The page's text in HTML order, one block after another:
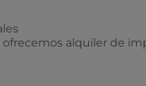
ofrecemos alquiler de